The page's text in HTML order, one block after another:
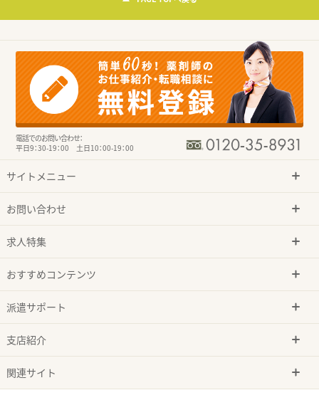
電話でのお問い合わせ：
平日9：30-19：00 土日10：00-19：00
サイトメニュー
お問い合わせ
求人特集
おすすめコンテンツ
派遣サポート
支店紹介
関連サイト